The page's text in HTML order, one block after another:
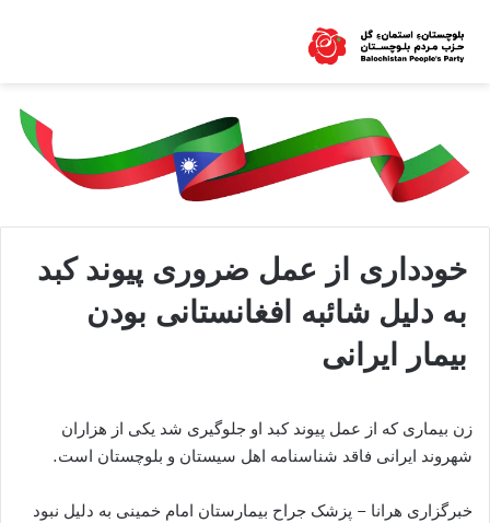
خودداری از عمل ضروری پیوند کبد
به دلیل شائبه افغانستانی بودن
بیمار ایرانی
زن بیماری که از عمل پیوند کبد او جلوگیری شد یکی از هزاران
شهروند ایرانی فاقد شناسنامه اهل سیستان و بلوچستان است.
خبرگزاری هرانا – پزشک جراح بیمارستان امام خمینی به دلیل نبود